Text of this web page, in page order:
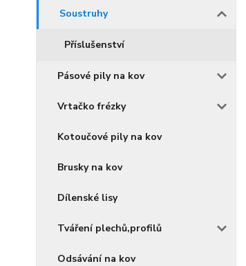
Soustruhy
Příslušenství
Pásové pily na kov
Vrtačko frézky
Kotoučové pily na kov
Brusky na kov
Dílenské lisy
Tváření plechů,profilů
Odsávání na kov